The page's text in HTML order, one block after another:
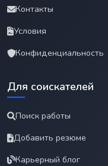
Контакты
Условия
Конфиденциальность
Для соискателей
Поиск работы
Добавить резюме
Карьерный блог